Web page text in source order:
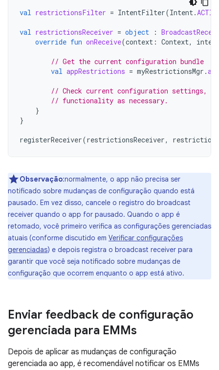
val restrictionsFilter = IntentFilter(Intent.
val restrictionsReceiver = object :
override fun onReceive(context : Context,
// Get the current configuration bundle
val appRestrictions = myRestrictionsMgr .
// Check current configuration settings,
// functionality as necessary.
}
}
registerReceiver(restrictionsReceiver,
Observação:normalmente, o app não precisa ser
notificado sobre mudanças de configuração quando está
pausado. Em vez disso, cancele o registro do broadcast
receiver quando o app for pausado. Quando o app é
retomado, você primeiro verifica as configurações gerenciadas
atuais (conforme discutido em Verificar configurações
gerenciadas) e depois registra o broadcast receiver para
garantir que você seja notificado sobre mudanças de
configuração que ocorrem enquanto o app está ativo.
Enviar feedback de configuração
gerenciada para EMMs
Depois de aplicar as mudanças de configuração
gerenciada ao app, é recomendável notificar os EMMs